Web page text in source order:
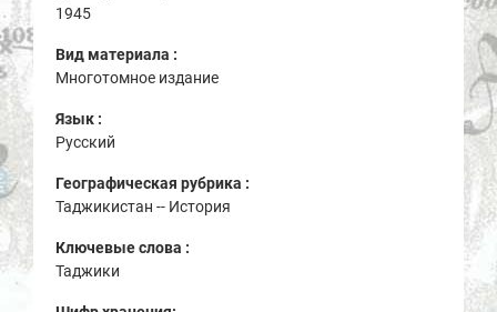
1945
Вид материала :
Многотомное издание
Язык :
Русский
Географическая рубрика :
Таджикистан -- История
Ключевые слова :
Таджики